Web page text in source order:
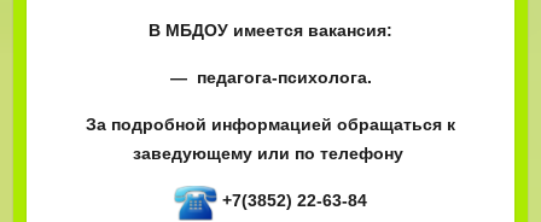
В МБДОУ имеется вакансия:
— педагога-психолога.
За подробной информацией обращаться к
заведующему или по телефону
+7(3852) 22-63-84